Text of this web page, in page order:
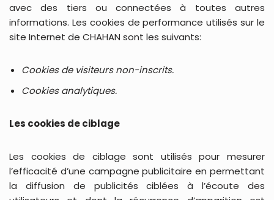
avec des tiers ou connectées à toutes autres
informations. Les cookies de performance utilisés sur le
site Internet de CHAHAN sont les suivants:
Cookies de visiteurs non-inscrits.
Cookies analytiques.
Les cookies de ciblage
Les cookies de ciblage sont utilisés pour mesurer
l’efficacité d’une campagne publicitaire en permettant
la diffusion de publicités ciblées à l’écoute des